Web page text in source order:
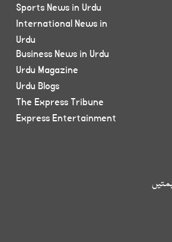
Sports News in Urdu
International News in
Urdu
Business News in Urdu
Urdu Magazine
Urdu Blogs
The Express Tribune
Express Entertainment